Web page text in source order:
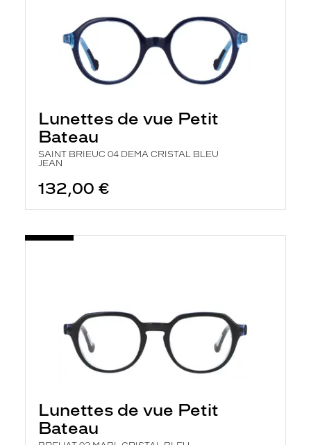
Lunettes de vue Petit
Bateau
SAINT BRIEUC 04 DEMA CRISTAL BLEU
JEAN
132,00 €
Lunettes de vue Petit
Bateau